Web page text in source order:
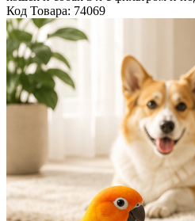
Код Товара: 74069